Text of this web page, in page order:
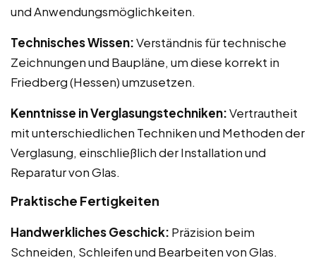
und Anwendungsmöglichkeiten.
Technisches Wissen:Verständnis für technische
Zeichnungen und Baupläne, um diese korrekt in
Friedberg (Hessen) umzusetzen.
Kenntnisse in Verglasungstechniken:Vertrautheit
mit unterschiedlichen Techniken und Methoden der
Verglasung, einschließlich der Installation und
Reparatur von Glas.
Praktische Fertigkeiten
Handwerkliches Geschick: Präzision beim
Schneiden, Schleifen und Bearbeiten von Glas.